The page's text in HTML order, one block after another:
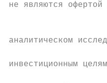
не являются
аналитическом
инвестиционным